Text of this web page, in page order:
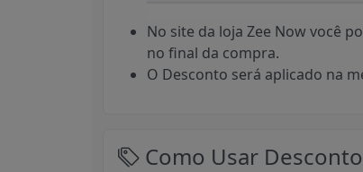
No site da loja Zee Now você
no final da compra.
O Desconto será aplicado na
Como Usar